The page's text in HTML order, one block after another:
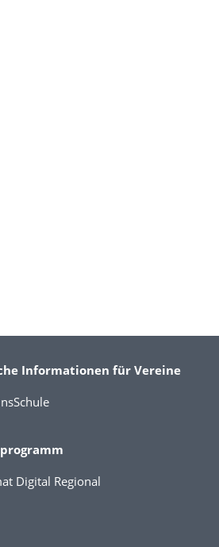
Informationen für Vereine